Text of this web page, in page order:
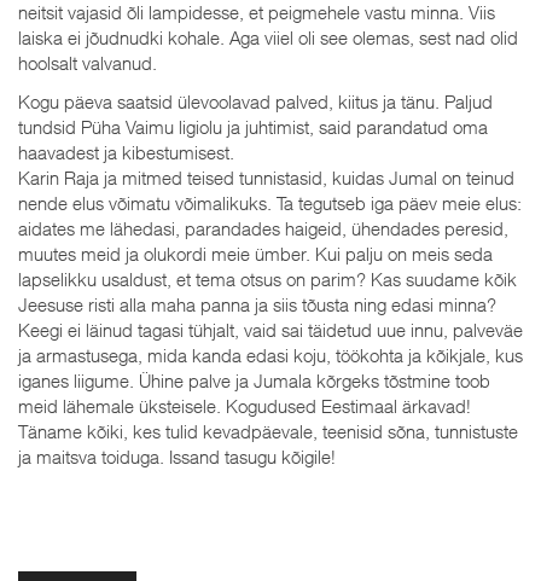
neitsit vajasid õli lampidesse, et peigmehele vastu minna. Viis
laiska ei jõudnudki kohale. Aga viiel oli see olemas, sest nad olid
hoolsalt valvanud.
Kogu päeva saatsid ülevoolavad palved, kiitus ja tänu. Paljud
tundsid Püha Vaimu ligiolu ja juhtimist, said parandatud oma
haavadest ja kibestumisest.
Karin Raja ja mitmed teised tunnistasid, kuidas Jumal on teinud
nende elus võimatu võimalikuks. Ta tegutseb iga päev meie elus:
aidates me lähedasi, parandades haigeid, ühendades peresid,
muutes meid ja olukordi meie ümber. Kui palju on meis seda
lapselikku usaldust, et tema otsus on parim? Kas suudame kõik
Jeesuse risti alla maha panna ja siis tõusta ning edasi minna?
Keegi ei läinud tagasi tühjalt, vaid sai täidetud uue innu, palveväe
ja armastusega, mida kanda edasi koju, töökohta ja kõikjale, kus
iganes liigume. Ühine palve ja Jumala kõrgeks tõstmine toob
meid lähemale üksteisele. Kogudused Eestimaal ärkavad!
Täname kõiki, kes tulid kevadpäevale, teenisid sõna, tunnistuste
ja maitsva toiduga. Issand tasugu kõigile!